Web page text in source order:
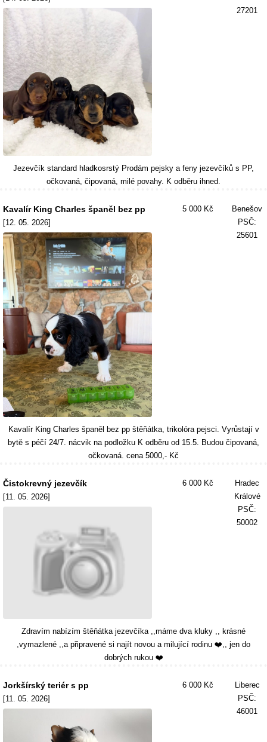
27201
Jezevčík standard hladkosrstý Prodám pejsky a feny jezevčíků s PP,
očkovaná, čipovaná, milé povahy. K odběru ihned.
Kavalír King Charles španěl bez pp
[12. 05. 2026]
5 000 Kč
Benešov
PSČ:
25601
Kavalír King Charles španěl bez pp štěňátka, trikolóra pejsci. Vyrůstají v
bytě s péčí 24/7. nácvik na podložku K odběru od 15.5. Budou čipovaná,
očkovaná. cena 5000,- Kč
Čistokrevný jezevčík
[11. 05. 2026]
6 000 Kč
Hradec
Králové
PSČ:
50002
Zdravím nabízím štěňátka jezevčíka ,,máme dva kluky ,, krásné
,vymazlené ,,a připravené si najít novou a milující rodinu ❤️,, jen do
dobrých rukou ❤️
Jorkšírský teriér s pp
[11. 05. 2026]
6 000 Kč
Liberec
PSČ:
46001